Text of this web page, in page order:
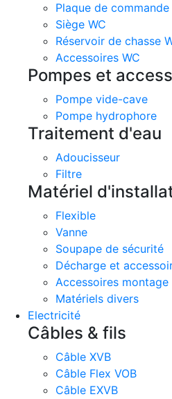
Plaque de commande
Siège WC
Réservoir de chasse
Accessoires WC
Pompes et
Pompe vide-cave
Pompe hydrophore
Traitement d'eau
Adoucisseur
Filtre
Matériel
Flexible
Vanne
Soupape de sécurité
Décharge et
Accessoires montage
Matériels divers
Electricité
Câbles & fils
Câble XVB
Câble Flex VOB
Câble EXVB